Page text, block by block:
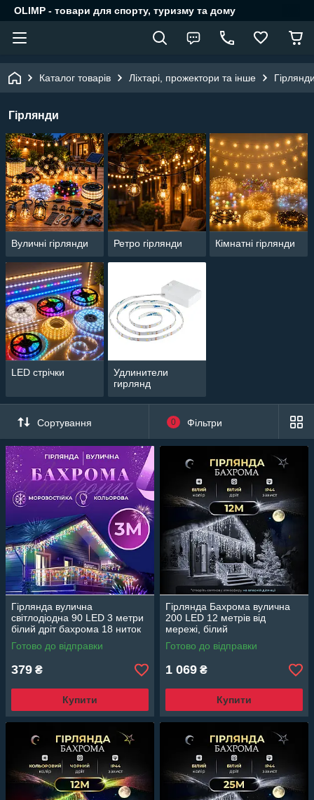
OLIMP - товари для спорту, туризму та дому
Каталог товарів Ліхтарі, прожектори та інше
Гірлянди
Вуличні гірлянди Ретро гірлянди Кімнатні гірлянди
LED стрічки
Удлинители
гирлянд
Сортування 0 Фільтри
Гірлянда вулична
світлодіодна 90 LED 3 метри
білий дріт бахрома 18 ниток
3МWML
Готово до відправки
379 ₴
Купити
Гірлянда Бахрома вулична
200 LED 12 метрів від
мережі, білий
Готово до відправки
1 069 ₴
Купити